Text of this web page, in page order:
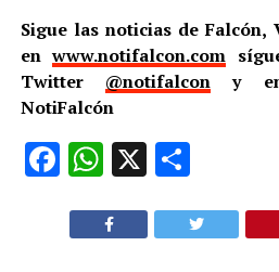
Sigue las noticias de Falcón,
enwww.notifalcon.com
Twitter @notifalcon y en
NotiFalcón
Facebook
WhatsApp
X